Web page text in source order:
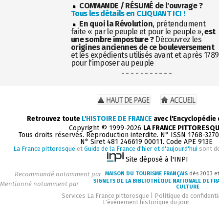
COMMANDE / RÉSUMÉ de l'ouvrage ?
Tous les détails en CLIQUANT ICI !
En quoi la Révolution, prétendument
faite « par le peuple et pour le peuple »,est
une sombre imposture ?Découvrez les
origines anciennes de ce bouleversement
et les expédients utilisés avant et après 1789
pour l'imposer au peuple
- - - - - - - - - - -
Retrouvez toute L'HISTOIRE DE FRANCE avec
Copyright © 1999-2026 LA FRANCE
Tous droits réservés. Reproduction interdite. N° ISSN 1768-
N° Siret 481 246619 00011. Code APE 913E
La France pittoresque et Guide de la France d'hier et d'aujourd'hui sont
Site déposé à l'INPI
Recommandé notamment par MAISON DU TOURISME FRANÇAIS dès 2003
Mentionné notamment par
SIGNETS DE LA BIBLIOTHÈQUE NATIONALE DE
CULTURE
Services La France pittoresque
Politique de
L'événement historique du jour